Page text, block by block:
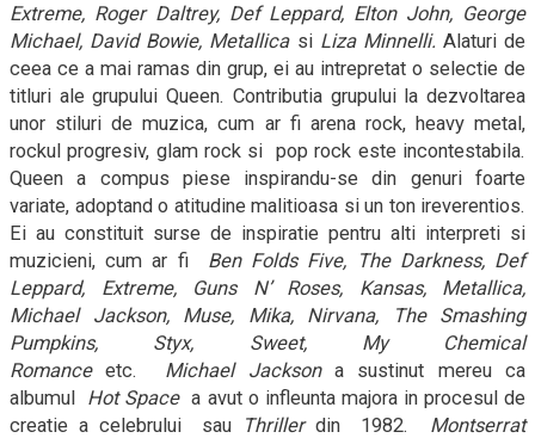
Extreme, Roger Daltrey, Def Leppard, Elton John, George
Michael, David Bowie, Metallicasi Liza Minnelli. Alaturi de
ceea ce a mai ramas din grup, ei au intrepretat o selectie de
titluri ale grupului Queen. Contributia grupului la dezvoltarea
unor stiluri de muzica, cum ar fi arena rock, heavy metal,
rockul progresiv, glam rock si pop rock este incontestabila.
Queen a compus piese inspirandu-se din genuri foarte
variate, adoptand o atitudine malitioasa si un ton ireverentios.
Ei au constituit surse de inspiratie pentru alti interpreti si
muzicieni, cum ar fi
Ben Folds Five, The Darkness, Def
Leppard, Extreme, Guns N’ Roses, Kansas, Metallica,
Michael Jackson, Muse, Mika, Nirvana, The Smashing
Pumpkins, Styx, Sweet, My Chemical
Romanceetc. Michael Jacksona sustinut mereu ca
albumul Hot Space a avut o infleunta majora in procesul de
creatie a celebrului
sau Thrillerdin 1982.
Montserrat